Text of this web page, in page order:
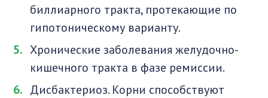
биллиарного тракта, протекающие по
гипотоническому варианту.
Хронические заболевания желудочно-
кишечного тракта в фазе ремиссии.
Дисбактериоз. Корни способствуют